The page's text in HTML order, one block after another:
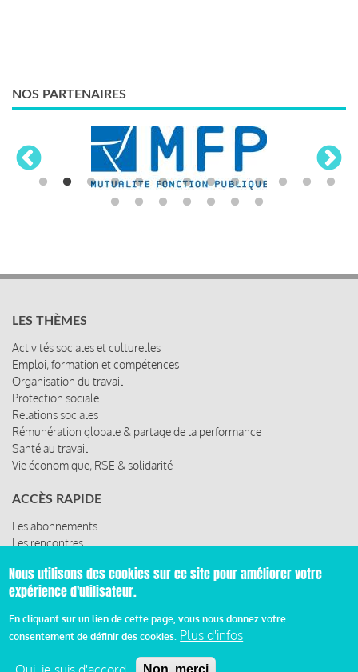
NOS PARTENAIRES
LES THÈMES
Activités sociales et culturelles
Emploi, formation et compétences
Organisation du travail
Protection sociale
Relations sociales
Rémunération globale & partage de la performance
Santé au travail
Vie économique, RSE & solidarité
ACCÈS RAPIDE
Les abonnements
Les rencontres
© 2019 Miroir Social - Réalisé parCafffeine
Mentions légales et condition générale d’utilisation et
Nous utilisons des cookies sur ce site pour améliorer votre
expérience d'utilisateur.
En cliquant sur un lien de cette page, vous nous donnez votre
consentement de définir des cookies. Plus d'infos
Non, merci